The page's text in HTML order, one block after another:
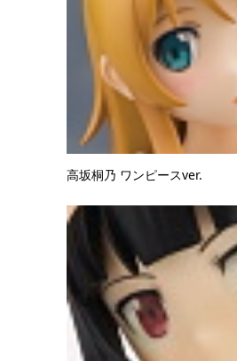
高坂桐乃 ワンピースver.